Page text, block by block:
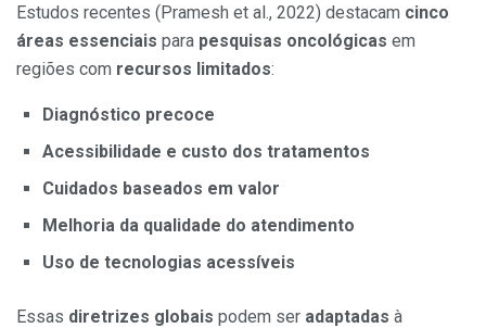
Estudos recentes (Pramesh et al., 2022) destacam cinco
áreas essenciais para pesquisas oncológicas em
regiões com recursos limitados:
Diagnóstico precoce
Acessibilidade e custo dos tratamentos
Cuidados baseados em valor
Melhoria da qualidade do atendimento
Uso de tecnologias acessíveis
Essas diretrizes globais podem ser adaptadas à